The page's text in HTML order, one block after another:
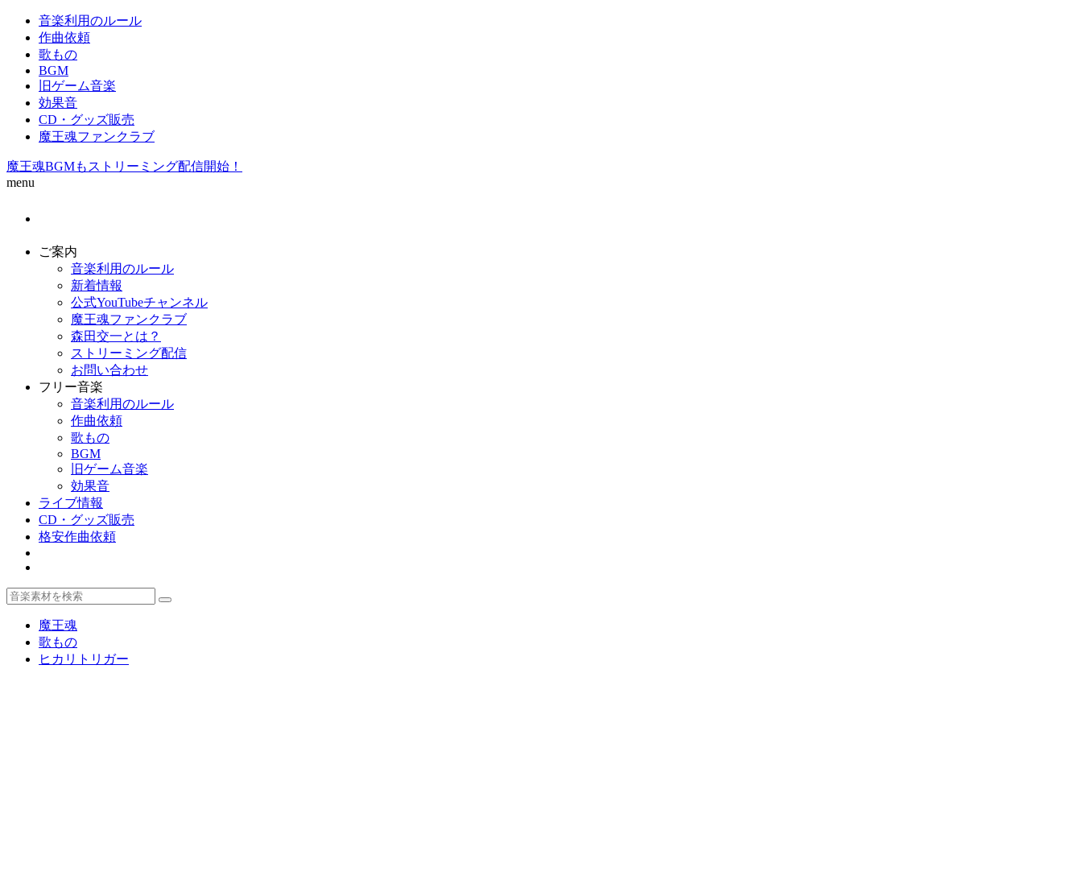
音楽利用のルール
作曲依頼
歌もの
BGM
旧ゲーム音楽
効果音
CD・グッズ販売
魔王魂ファンクラブ
魔王魂BGMもストリーミング配信開始！
menu
ご案内
音楽利用のルール
新着情報
公式YouTubeチャンネル
魔王魂ファンクラブ
森田交一とは？
ストリーミング配信
お問い合わせ
フリー音楽
音楽利用のルール
作曲依頼
歌もの
BGM
旧ゲーム音楽
効果音
ライブ情報
CD・グッズ販売
格安作曲依頼
魔王魂
歌もの
ヒカリトリガー